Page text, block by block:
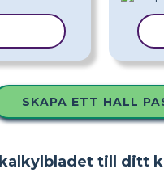
SKAPA ETT HALL
till ditt